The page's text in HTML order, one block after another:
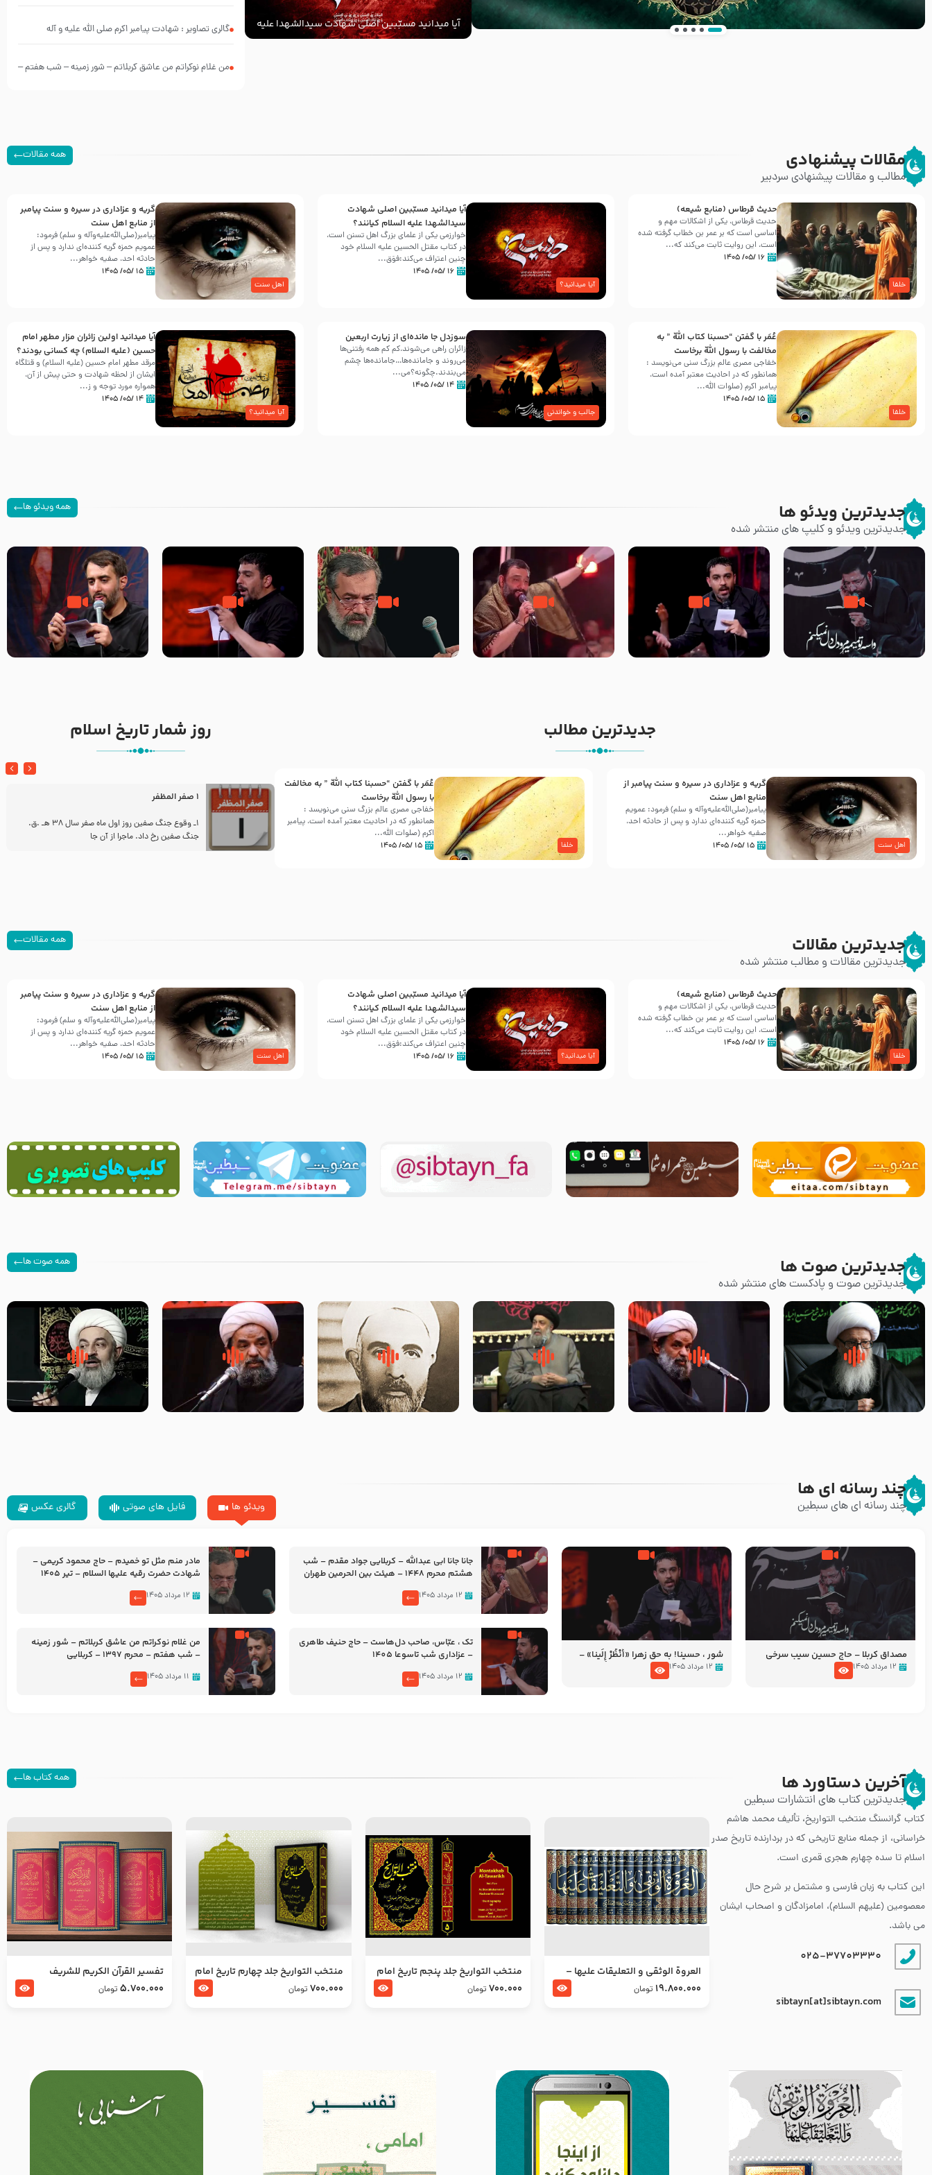
آیا میدانید مسبّبین اصلی شهادت سیدالشهدا علیه
‌السلام کیانند؟
گالری تصاویر : شهادت پیامبر اکرم صلی الله علیه و آله
من غلام نوکراتم من عاشق کربلاتم – شور زمینه – شب هفتم –
مقالات پیشنهادی
مطالب و مقالات پیشنهادی سردبیر
همه مقالات
خلفا
حدیث قرطاس (منابع شیعه)
حدیث قرطاس، یکی از اشکالات مهم و
اساسی است که بر عمر بن خطاب گرفته شده
است، این روایت ثابت می‌کند که...
۱۶ /۰۵/ ۱۴۰۵
آیا میدانید؟
آیا میدانید مسبّبین اصلی شهادت
سیدالشهدا علیه ‌السلام کیانند؟
خوارزمی یکی از علمای بزرگ اهل تسنن است،
در کتاب مقتل الحسین علیه ‌السلام خود
چنین اعتراف می‌کند:فوَق...
۱۶ /۰۵/ ۱۴۰۵
اهل سنت
گریه و عزاداری در سیره و سنت پیامبر
از منابع اهل سنت
پیامبر(صلی‌الله‌علیه‌وآله و سلم) فرمود:
عمویم حمزه گریه کننده‌ای ندارد و پس از
حادثه احد، صفیه خواهر...
۱۵ /۰۵/ ۱۴۰۵
خلفا
عُمَر با گفتن “حسبنا كتاب اللّه ” به
مخالفت با رسول اللّه برخاست
خفاجی مصری عالم بزرگ سنی می‌نویسد :
همانطور که در احادیث معتبر آمده است،
پیامبر اکرم (صلوات اللّه...
۱۵ /۰۵/ ۱۴۰۵
جالب و خواندنی
سوزدل جا مانده‌ای از زیارت اربعین
زائران راهی می‌شوند،کم‌ کم همه رفتنی‌ها
می‌روند و جامانده‌ها…جامانده‌ها چشم
می‌بندند.چگونه؟می‌...
۱۴ /۰۵/ ۱۴۰۵
آیا میدانید؟
آیا میدانید اولین زائران مزار مطهر امام
حسین (علیه السلام) چه کسانی بودند؟
مرقد مطهر امام حسین (علیه السلام) و قتلگاه
ایشان از لحظه شهادت و حتی پیش از آن،
همواره مورد توجه و ز...
۱۴ /۰۵/ ۱۴۰۵
جدیدترین ویدئو ها
جدیدترین ویدئو و کلیپ های منتشر شده
همه ویدئو ها
مصداق کربلا – حاج حسین سیب
شور ، حسینا! به‌ حق زهرا «أُنْظُرْ
إِلَینا» – عزاداری شب هفتم ماه
جانا جانا ابی عبدالله – کربلایی
جواد مقدم – شب هشتم محرم
مادر منم مثل تو خمیدم – حاج
محمود کریمی – شهادت حضرت
تک ، عبّاس، صاحب دل‌هاست –
حاج حنیف طاهری – عزاداری شب
من غلام نوکراتم من عاشق
کربلاتم – شور زمینه – شب هفتم
جدیدترین مطالب
اهل سنت
گریه و عزاداری در سیره و سنت پیامبر از
منابع اهل سنت
پیامبر(صلی‌الله‌علیه‌وآله و سلم) فرمود: عمویم
حمزه گریه کننده‌ای ندارد و پس از حادثه احد،
صفیه خواهر...
۱۵ /۰۵/ ۱۴۰۵ خلفا
عُمَر با گفتن “حسبنا كتاب اللّه ” به مخالفت
با رسول اللّه برخاست
خفاجی مصری عالم بزرگ سنی می‌نویسد :
همانطور که در احادیث معتبر آمده است، پیامبر
اکرم (صلوات اللّه...
۱۵ /۰۵/ ۱۴۰۵
روز شمار تاریخ اسلام
30 صفر المظفر
شهادت حضرت علی بن موسی الرضا (علیه السلام) در روز
آخـر صفر سـال 203 هـ .ق. هشـتمین اختر تابناک امامت
1 صفر المظفر
1ـ وقوع جنگ صفین روز اول ماه صفر سال 38 هـ .ق.
جنگ صفین رخ داد. ماجرا از آن جا
جدیدترین مقالات
جدیدترین مقالات و مطالب منتشر شده
همه مقالات
خلفا
حدیث قرطاس (منابع شیعه)
حدیث قرطاس، یکی از اشکالات مهم و
اساسی است که بر عمر بن خطاب گرفته شده
است، این روایت ثابت می‌کند که...
۱۶ /۰۵/ ۱۴۰۵
آیا میدانید؟
آیا میدانید مسبّبین اصلی شهادت
سیدالشهدا علیه ‌السلام کیانند؟
خوارزمی یکی از علمای بزرگ اهل تسنن است،
در کتاب مقتل الحسین علیه ‌السلام خود
چنین اعتراف می‌کند:فوَق...
۱۶ /۰۵/ ۱۴۰۵ اهل سنت
گریه و عزاداری در سیره و سنت پیامبر
از منابع اهل سنت
پیامبر(صلی‌الله‌علیه‌وآله و سلم) فرمود:
عمویم حمزه گریه کننده‌ای ندارد و پس از
حادثه احد، صفیه خواهر...
۱۵ /۰۵/ ۱۴۰۵
جدیدترین صوت ها
جدیدترین صوت و پادکست های منتشر شده
همه صوت ها
زوّار اربعین امام حسین (علیه
السلام) با این اشتیاق به زیارت
روضه جانسوز پاره های جگر امام
حسن مجتبی علیه السلام-حجت
لقب حضرت رقیه سلام الله علیها
به چه معناست – حجت الاسلام
روضه‌ی مجلس یزید ملعون و
اسارت اهل‌بیت علیهم‌السلام –
سلام جوانی که امام حسین علیه
السلام خودش جوابش را دادند
زیارتی که اسباب رزق زیاد و عمر
طولانی است حجت السلام حسین
چند رسانه ای ها
چند رسانه ای های سبطین ویدئو ها فایل های صوتی گالری عکس
مصداق کربلا – حاج حسین سیب سرخی
۱۲ مرداد ۱۴۰۵
شور ، حسینا! به‌ حق زهرا «أُنْظُرْ إِلَینا» –
عزاداری شب هفتم ماه محرّم 1405
۱۲ مرداد ۱۴۰۵
جانا جانا ابی عبدالله – کربلایی جواد مقدم – شب
هشتم محرم 1448 – هیئت بین الحرمین طهران
۱۲ مرداد ۱۴۰۵
مادر منم مثل تو خمیدم – حاج محمود کریمی –
شهادت حضرت رقیه علیها السلام – تیر ۱۴۰۵
۱۲ مرداد ۱۴۰۵
تک ، عبّاس، صاحب دل‌هاست – حاج حنیف طاهری
– عزاداری شب تاسوعا 1405
۱۲ مرداد ۱۴۰۵
من غلام نوکراتم من عاشق کربلاتم – شور زمینه
– شب هفتم – محرم 1397 – کربلایی
۱۱ مرداد ۱۴۰۵
آخرین دستاورد ها
جدیدترین کتاب های انتشارات سبطین
همه کتاب ها
کتاب گرانسنگ منتخب التواريخ، تألیف محمد هاشم
خراسانی، از جمله منابع تاریخی که در بردارنده تاریخ صدر
اسلام تا سده چهارم هجری قمری است.
این کتاب به زبان فارسی و مشتمل بر شرح حال
معصومین (علیهم السلام)، امامزادگان و اصحاب ایشان
می باشد.
025-37703330
sibtayn[at]sibtayn.com
العروة الوثقى و التعليقات عليها –
طرح جدید
19.800.000 تومان
منتخب التواریخ جلد پنجم تاریخ امام
جعفر صادق و امام موسی بن جعفر
700.000 تومان
منتخب التواریخ جلد چهارم تاریخ امام
زین العابدین و امام محمد باقر
700.000 تومان
تفسير القرآن الكريم للشريف
المرتضي قدس سرّه
5.700.000 تومان